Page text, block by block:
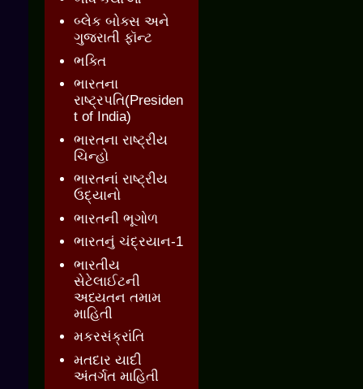
બ્લેક બોક્સ અને
ગુજરાતી ફૉન્ટ
ભક્તિ
ભારતના
રાષ્ટ્રપતિ(Presiden
t of India)
ભારતના રાષ્ટ્રીય
ચિન્હો
ભારતનાં રાષ્ટ્રીય
ઉદ્યાનો
ભારતની ભૂગોળ
ભારતનું ચંદ્રયાન-1
ભારતીય
સેટેલાઈટની
અધ્યતન તમામ
માહિતી
મકરસંક્રાંતિ
મતદાર યાદી
અંતર્ગત માહિતી